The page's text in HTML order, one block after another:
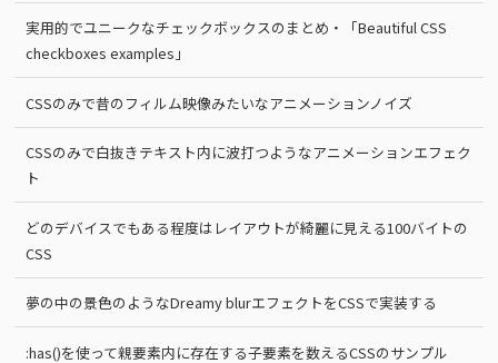
実用的でユニークなチェックボックスのまとめ・「Beautiful CSS
checkboxes examples」
CSSのみで昔のフィルム映像みたいなアニメーションノイズ
CSSのみで白抜きテキスト内に波打つようなアニメーションエフェク
ト
どのデバイスでもある程度はレイアウトが綺麗に見える100バイトの
CSS
夢の中の景色のようなDreamy blurエフェクトをCSSで実装する
:has()を使って親要素内に存在する子要素を数えるCSSのサンプル